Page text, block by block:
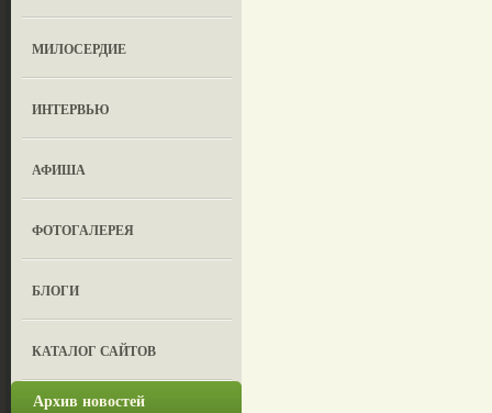
МИЛОСЕРДИЕ
ИНТЕРВЬЮ
АФИША
ФОТОГАЛЕРЕЯ
БЛОГИ
КАТАЛОГ САЙТОВ
Архив новостей